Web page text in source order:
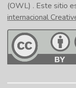
(OWL) . Este sitio
internacional